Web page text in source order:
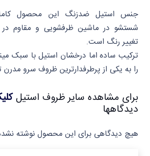
جنس استیل ضدزنگ این محصول
شستشو در ماشین ظرفشویی و مقاوم
تغییر رنگ است.
ترکیب ساده اما درخشان استیل با سبک
را به یکی از پرطرفدارترین ظروف سرو
برای مشاهده سایر ظروف استیل
دیدگاهها
هیچ دیدگاهی برای این محصول نوشته